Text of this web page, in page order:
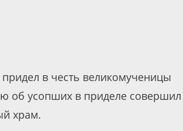
в честь великомученицы
об усопших в приделе совершил
храм.